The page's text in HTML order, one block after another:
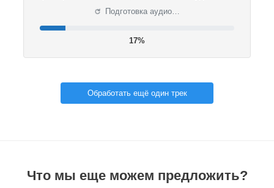
⟳ Подготовка аудио…
18%
Обработать ещё один трек
Что мы еще можем предложить?